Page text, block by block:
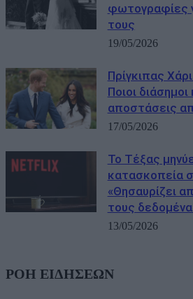
φωτογραφίες
τους
19/05/2026
Πρίγκιπας
Ποιοι
αποστάσεις
17/05/2026
Το Τέξας
κατασκοπεία
«Θησαυρίζει
τους
13/05/2026
ΡΟΗ ΕΙΔΗΣΕΩΝ